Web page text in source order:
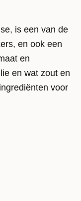
is een van de
en ook een
en
en wat zout en
voor